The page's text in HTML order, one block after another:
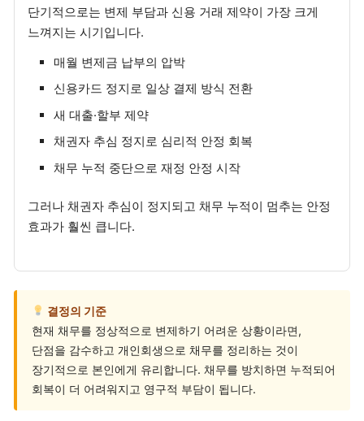
단기적으로는 변제 부담과 신용 거래 제약이 가장 크게
느껴지는 시기입니다.
매월 변제금 납부의 압박
신용카드 정지로 일상 결제 방식 전환
새 대출·할부 제약
채권자 추심 정지로 심리적 안정 회복
채무 누적 중단으로 재정 안정 시작
그러나 채권자 추심이 정지되고 채무 누적이 멈추는 안정
효과가 훨씬 큽니다.
결정의 기준
현재 채무를 정상적으로 변제하기 어려운 상황이라면,
단점을 감수하고 개인회생으로 채무를 정리하는 것이
장기적으로 본인에게 유리합니다. 채무를 방치하면 누적되어
회복이 더 어려워지고 영구적 부담이 됩니다.